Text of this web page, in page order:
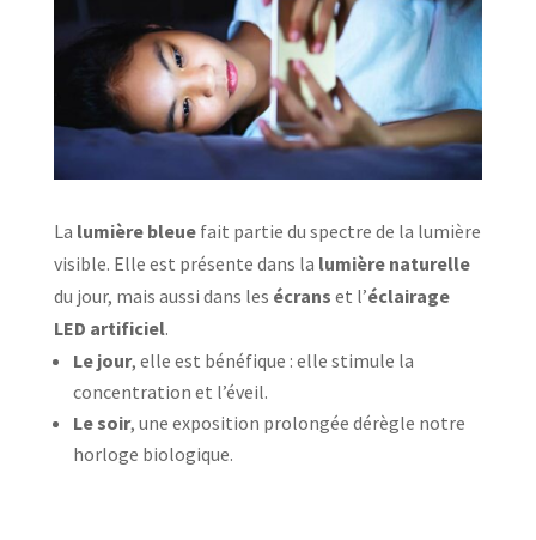
La lumière bleuefait partie du spectre de la lumière
visible. Elle est présente dans la lumière naturelle
du jour, mais aussi dans les écrans et l’éclairage
LED artificiel.
Le jour, elle est bénéfique : elle stimule la
concentration et l’éveil.
Le soir, une exposition prolongée dérègle notre
horloge biologique.